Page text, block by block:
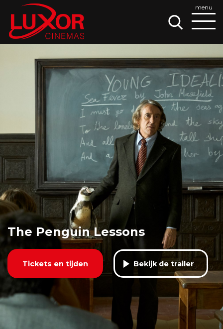
The Penguin Lessons
Tickets en tijden Bekijk de trailer